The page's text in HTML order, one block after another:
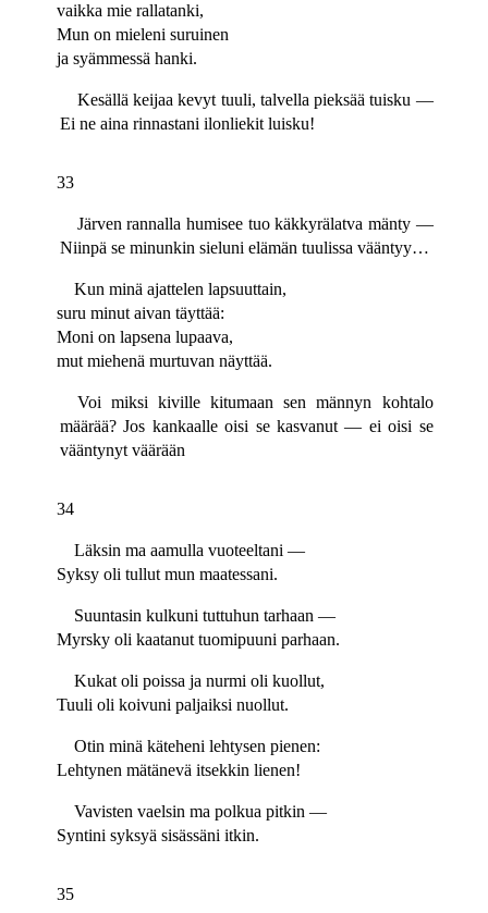
vaikka mie rallatanki,
Mun on mieleni suruinen
ja syämmessä hanki.
Kesällä keijaa kevyt tuuli, talvella pieksää tuisku —
Ei ne aina rinnastani ilonliekit luisku!
33
Järven rannalla humisee tuo käkkyrälatva mänty —
Niinpä se minunkin sieluni elämän tuulissa vääntyy…
Kun minä ajattelen lapsuuttain,
suru minut aivan täyttää:
Moni on lapsena lupaava,
mut miehenä murtuvan näyttää.
Voi miksi kiville kitumaan sen männyn kohtalo
määrää? Jos kankaalle oisi se kasvanut — ei oisi se
vääntynyt väärään
34
Läksin ma aamulla vuoteeltani —
Syksy oli tullut mun maatessani.
Suuntasin kulkuni tuttuhun tarhaan —
Myrsky oli kaatanut tuomipuuni parhaan.
Kukat oli poissa ja nurmi oli kuollut,
Tuuli oli koivuni paljaiksi nuollut.
Otin minä käteheni lehtysen pienen:
Lehtynen mätänevä itsekkin lienen!
Vavisten vaelsin ma polkua pitkin —
Syntini syksyä sisässäni itkin.
35